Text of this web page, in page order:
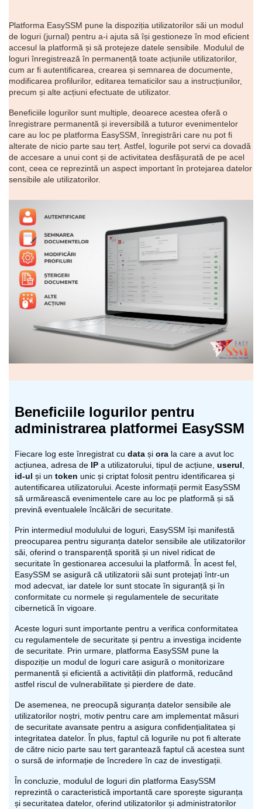
Platforma EasySSM pune la dispoziția utilizatorilor săi un modul
de loguri (jurnal) pentru a-i ajuta să își gestioneze în mod eficient
accesul la platformă și să protejeze datele sensibile. Modulul de
loguri înregistrează în permanență toate acțiunile utilizatorilor,
cum ar fi autentificarea, crearea și semnarea de documente,
modificarea profilurilor, editarea tematicilor sau a instrucțiunilor,
precum și alte acțiuni efectuate de utilizator.
Beneficiile logurilor sunt multiple, deoarece acestea oferă o
înregistrare permanentă și ireversibilă a tuturor evenimentelor
care au loc pe platforma EasySSM, înregistrări care nu pot fi
alterate de nicio parte sau terț. Astfel, logurile pot servi ca dovadă
de accesare a unui cont și de activitatea desfășurată de pe acel
cont, ceea ce reprezintă un aspect important în protejarea datelor
sensibile ale utilizatorilor.
Beneficiile logurilor pentru
administrarea platformei EasySSM
Fiecare log este înregistrat cu data și ora la care a avut loc
acțiunea, adresa de IP a utilizatorului, tipul de acțiune, userul
id-ul și un token unic și criptat folosit pentru identificarea și
autentificarea utilizatorului. Aceste informații permit EasySSM
să urmărească evenimentele care au loc pe platformă și să
prevină eventualele încălcări de securitate.
Prin intermediul modulului de loguri, EasySSM își manifestă
preocuparea pentru siguranța datelor sensibile ale utilizatorilor
săi, oferind o transparență sporită și un nivel ridicat de
securitate în gestionarea accesului la platformă. În acest fel,
EasySSM se asigură că utilizatorii săi sunt protejați într-un
mod adecvat, iar datele lor sunt stocate în siguranță și în
conformitate cu normele și regulamentele de securitate
cibernetică în vigoare.
Aceste loguri sunt importante pentru a verifica conformitatea
cu regulamentele de securitate și pentru a investiga incidente
de securitate. Prin urmare, platforma EasySSM pune la
dispoziție un modul de loguri care asigură o monitorizare
permanentă și eficientă a activității din platformă, reducând
astfel riscul de vulnerabilitate și pierdere de date.
De asemenea, ne preocupă siguranța datelor sensibile ale
utilizatorilor noștri, motiv pentru care am implementat măsuri
de securitate avansate pentru a asigura confidențialitatea și
integritatea datelor. În plus, faptul că logurile nu pot fi alterate
de către nicio parte sau tert garantează faptul că acestea sunt
o sursă de informație de încredere în caz de investigații.
În concluzie, modulul de loguri din platforma EasySSM
reprezintă o caracteristică importantă care sporește siguranța
și securitatea datelor, oferind utilizatorilor și administratorilor